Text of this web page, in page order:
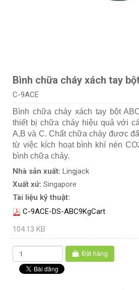
Bình chữa cháy xách tay
C-9ACE
Bình chữa cháy xách tay bột
thiết bị chữa cháy hiệu quả với
A,B và C. Chất chữa cháy đươc
từ việc kích hoạt bình khí nén
bình chữa cháy.
Nhà sản xuất: Lingjack
Xuất xứ: Singapore
Tài liệu kỹ thuật:
C-9ACE-DS-ABC9KgCart
104.13 KB
Đặt hàng